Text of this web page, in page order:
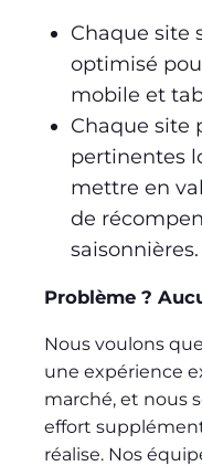
Chaque site
optimisé
mobile et
Chaque site
pertinentes
mettre en
de
saisonnières.
Problème ?
Nous voulons
une expérience
marché, et nous
effort
réalise. Nos